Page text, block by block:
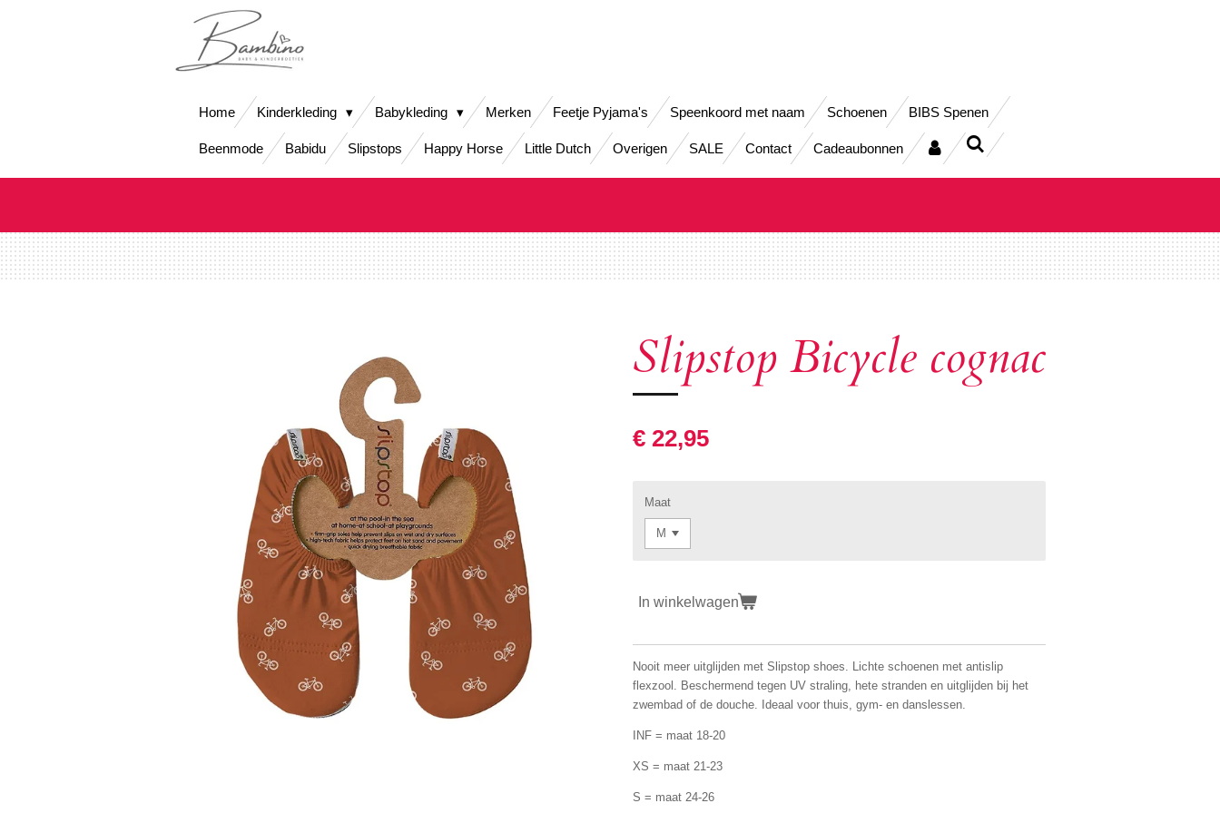
Home Kinderkleding Babykleding Merken Feetje Pyjama's Speenkoord met naam Schoenen BIBS Spenen
Beenmode Babidu Slipstops Happy Horse Little Dutch Overigen SALE Contact Cadeaubonnen
Slipstop Bicycle cognac
€ 22,95
Maat
In winkelwagen
Nooit meer uitglijden met Slipstop shoes. Lichte schoenen met antislip
flexzool. Beschermend tegen UV straling, hete stranden en uitglijden bij het
zwembad of de douche. Ideaal voor thuis, gym- en danslessen.
INF = maat 18-20
XS = maat 21-23
S = maat 24-26